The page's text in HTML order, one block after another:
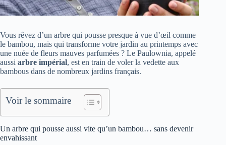
Vous rêvez d’un arbre qui pousse presque à vue d’œil comme
le bambou, mais qui transforme votre jardin au printemps avec
une nuée de fleurs mauves parfumées ? Le Paulownia, appelé
aussi arbre impérial, est en train de voler la vedette aux
bambous dans de nombreux jardins français.
Voir le sommaire
Un arbre qui pousse aussi vite qu’un bambou… sans devenir
envahissant